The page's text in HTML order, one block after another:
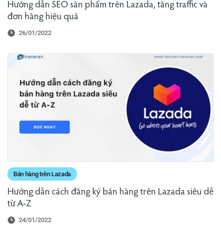
Hướng dẫn SEO sản phẩm trên Lazada, tăng traffic và
đơn hàng hiệu quả
26/01/2022
Bán hàng trên Lazada
Hướng dẫn cách đăng ký bán hàng trên Lazada siêu dễ
từ A-Z
24/01/2022